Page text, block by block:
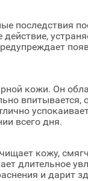
последствия
кожи. Он
впитывается,
всего дня.
кожу,
длительное
и дарит